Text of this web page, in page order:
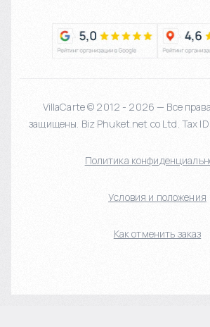
VillaCarte © 2012 - 2026 — Все
защищены. Biz Phuket.net co Ltd. Tax
Политика
Условия и положения
Как отменить заказ